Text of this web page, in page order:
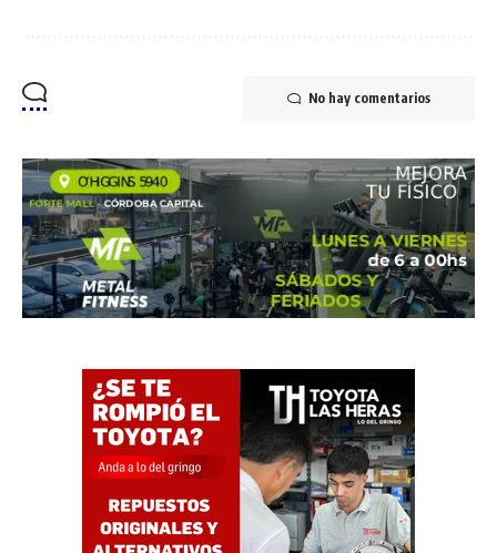
No hay comentarios